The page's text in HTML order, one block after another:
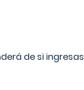
de si ingresas